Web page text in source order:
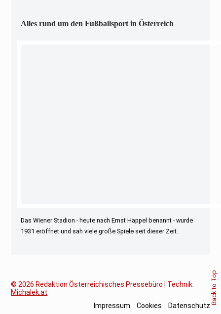
Alles rund um den Fußballsport in Österreich
Das Wiener Stadion - heute nach Ernst Happel benannt - wurde
1931 eröffnet und sah viele große Spiele seit dieser Zeit.
© 2026 Redaktion Österreichisches Pressebüro | Technik:
Michalek.at
Impressum
Cookies Datenschutz
Back to Top